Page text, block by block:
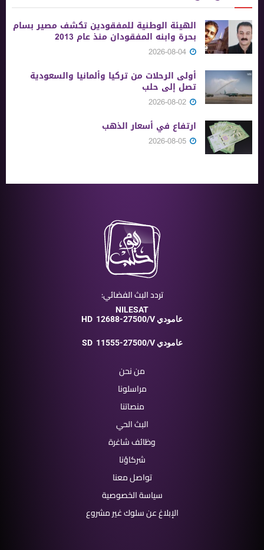
الهيئة الوطنية للمفقودين تكشف مصير بسام
بحرة وابنه المفقودان منذ عام 2013
أولى الرحلات من ‏تركيا وألمانيا والسعودية
تصل إلى حلب
ارتفاع في أسعار الذهب
تردد البث الفضائي:
NILESAT
HD
12688-27500/V عامودي
SD 11555-27500/V عامودي
من نحن
مراسلونا
منصاتنا
البث الحي
وظائف شاغرة
شركاؤنا
تواصل معنا
سياسة الخصوصية
الإبلاغ عن سلوك غير مشروع